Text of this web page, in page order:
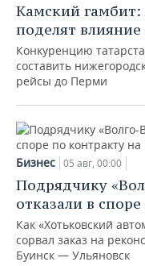
Камский гамбит:
поделят
Конкуренцию
составить
рейсы до Перми
Бизнес 05 авг, 00:00
Подрядчику
отказали в
Как «Хотьковский
сорвал заказ на
Буинск — Ульяновск